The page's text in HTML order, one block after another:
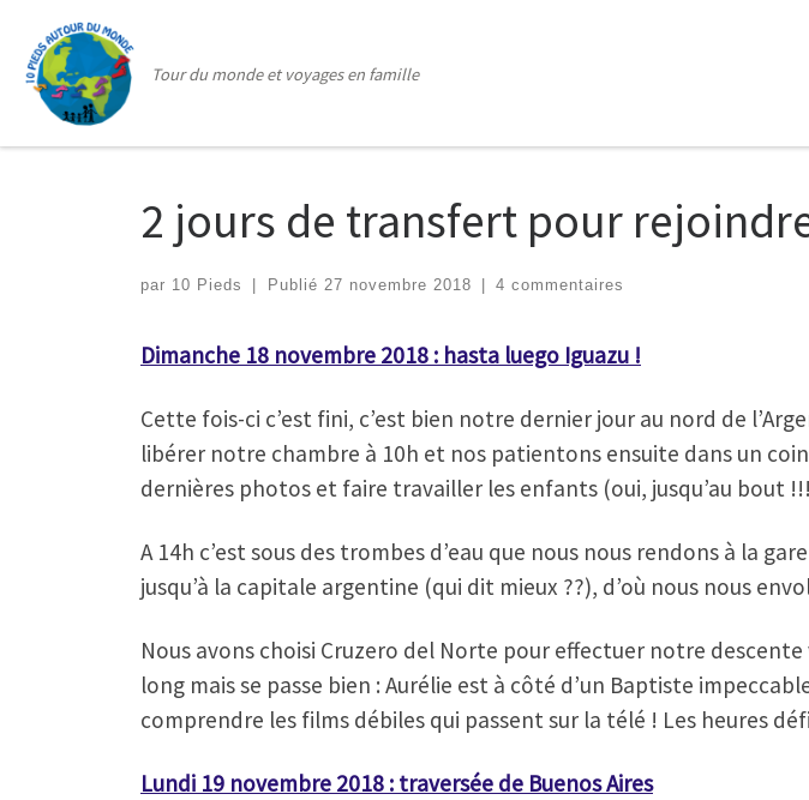
Passer au contenu
Tour du monde et voyages en famille
2 jours de transfert pour
par 10 Pieds Publié 27 novembre 2018 4 commentaires
Dimanche 18 novembre 2018 : hasta luego Iguazu !
Cette fois-ci c’est fini, c’est bien notre dernier jour au nord de
libérer notre chambre à 10h et nos patientons ensuite dans un
dernières photos et faire travailler les enfants (oui, jusqu’au bout
A 14h c’est sous des trombes d’eau que nous nous rendons à la
jusqu’à la capitale argentine (qui dit mieux ??), d’où nous nous
Nous avons choisi Cruzero del Norte pour effectuer notre
long mais se passe bien : Aurélie est à côté d’un Baptiste
comprendre les films débiles qui passent sur la télé ! Les heures
Lundi 19 novembre 2018 : traversée de Buenos Aires